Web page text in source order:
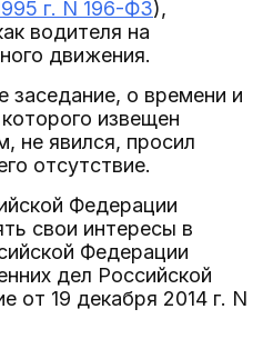
г. N 196-ФЗ),
водителя на
движения.
заседание, о времени и
извещен
не явился, просил
отсутствие.
Федерации
свои интересы в
Федерации
дел Российской
от 19 декабря 2014 г. N